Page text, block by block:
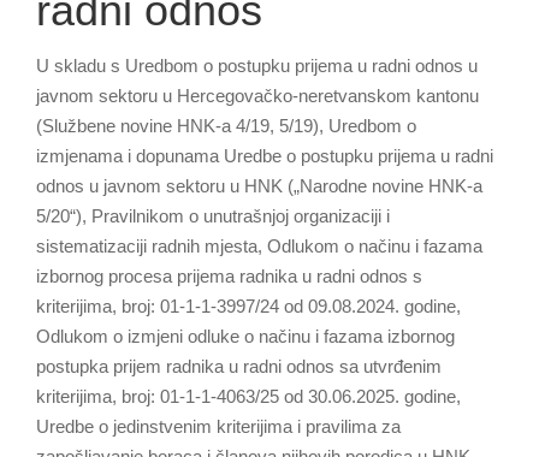
radni odnos
U skladu s Uredbom o postupku prijema u radni odnos u
javnom sektoru u Hercegovačko-neretvanskom kantonu
(Službene novine HNK-a 4/19, 5/19), Uredbom o
izmjenama i dopunama Uredbe o postupku prijema u radni
odnos u javnom sektoru u HNK („Narodne novine HNK-a
5/20“), Pravilnikom o unutrašnjoj organizaciji i
sistematizaciji radnih mjesta, Odlukom o načinu i fazama
izbornog procesa prijema radnika u radni odnos s
kriterijima, broj: 01-1-1-3997/24 od 09.08.2024. godine,
Odlukom o izmjeni odluke o načinu i fazama izbornog
postupka prijem radnika u radni odnos sa utvrđenim
kriterijima, broj: 01-1-1-4063/25 od 30.06.2025. godine,
Uredbe o jedinstvenim kriterijima i pravilima za